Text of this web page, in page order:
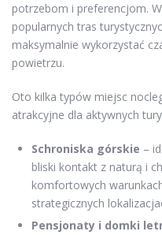
potrzebom i preferencjom.
popularnych tras
maksymalnie wykorzystać
powietrzu.
Oto kilka typów miejsc
atrakcyjne dla aktywnych
Schroniska górskie –
bliski kontakt z naturą i
komfortowych
strategicznych
Pensjonaty i domki